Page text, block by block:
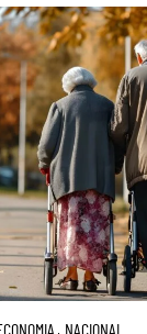
, NACIONAL